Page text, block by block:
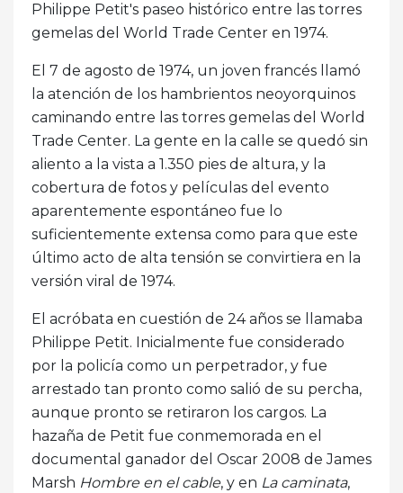
Philippe Petit's paseo histórico entre las torres
gemelas del World Trade Center en 1974.
El 7 de agosto de 1974, un joven francés llamó
la atención de los hambrientos neoyorquinos
caminando entre las torres gemelas del World
Trade Center. La gente en la calle se quedó sin
aliento a la vista a 1.350 pies de altura, y la
cobertura de fotos y películas del evento
aparentemente espontáneo fue lo
suficientemente extensa como para que este
último acto de alta tensión se convirtiera en la
versión viral de 1974.
El acróbata en cuestión de 24 años se llamaba
Philippe Petit. Inicialmente fue considerado
por la policía como un perpetrador, y fue
arrestado tan pronto como salió de su percha,
aunque pronto se retiraron los cargos. La
hazaña de Petit fue conmemorada en el
documental ganador del Oscar 2008 de James
Marsh Hombre en el cable, y en La caminata,